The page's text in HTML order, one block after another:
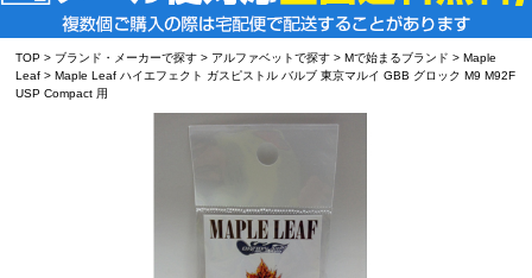
TOP > ブランド・メーカーで探す > アルファベットで探す >Mで始まるブランド >Maple
Leaf > Maple Leaf ハイエフェクト ガスピストル バルブ 東京マルイ GBB グロック M9 M92F
USP Compact 用